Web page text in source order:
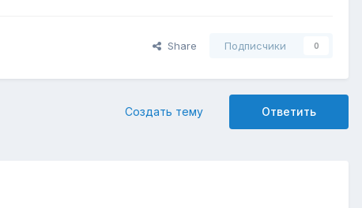
Share Подписчики 0
Ответить
Создать тему